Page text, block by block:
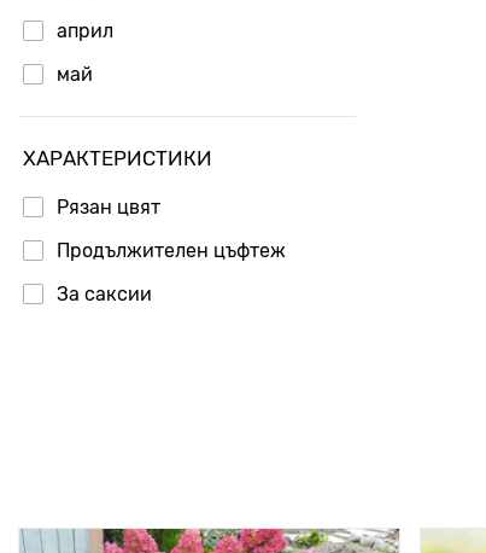
април
май
ХАРАКТЕРИСТИКИ
Рязан цвят
Продължителен цъфтеж
За саксии